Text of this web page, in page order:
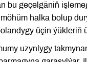
bu geçelgäniň
halka bolup
üçin ýükleriň
uzynlygy